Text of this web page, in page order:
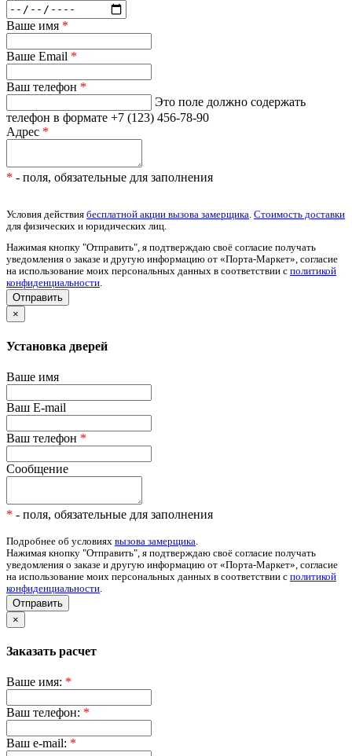
Ваше имя *
Ваше Email *
Ваш телефон *
Это поле должно содержать
телефон в формате +7 (123) 456-78-90
Адрес *
* - поля, обязательные для заполнения
Условия действия бесплатной акции вызова замерщика Стоимость доставки
для физических и юридических лиц.
Нажимая кнопку "Отправить", я подтверждаю своё согласие получать
уведомления о заказе и другую информацию от «Порта-Маркет», согласие
на использование моих персональных данных в соответствии с политикой
конфиденциальности.
×
Установка дверей
Ваше имя
Ваш E-mail
Ваш телефон *
Сообщение
* - поля, обязательные для заполнения
Подробнее об условиях вызова замерщика.
Нажимая кнопку "Отправить", я подтверждаю своё согласие получать
уведомления о заказе и другую информацию от «Порта-Маркет», согласие
на использование моих персональных данных в соответствии с политикой
конфиденциальности.
Отправить
×
Заказать расчет
Ваше имя: *
Ваш телефон: *
Ваш e-mail: *